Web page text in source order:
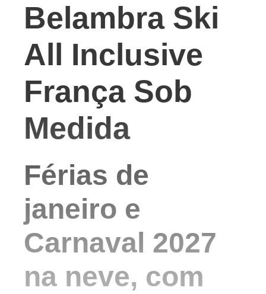
Belambra Ski
All Inclusive
França Sob
Medida
Férias de
janeiro e
Carnaval 2027
na neve, com